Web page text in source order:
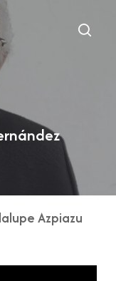
Azpiazu